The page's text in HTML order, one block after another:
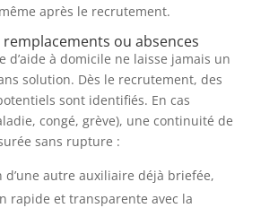
après le recrutement.
ou absences
d’aide à domicile ne laisse jamais un
solution. Dès le recrutement, des
sont identifiés. En cas
congé, grève), une continuité de
sans rupture :
d’une autre auxiliaire déjà briefée,
rapide et transparente avec la